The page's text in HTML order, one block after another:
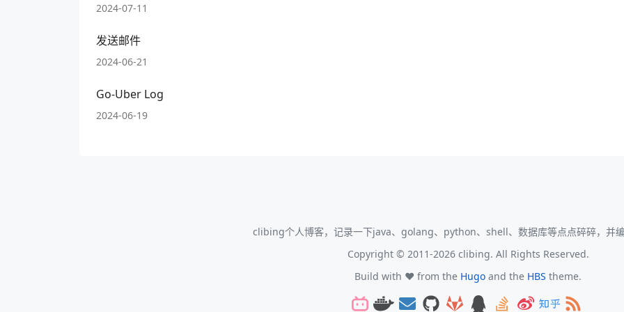
2024-07-11
发送邮件
2024-06-21
Go-Uber Log
2024-06-19
clibing个人博客，记录一下java、golang、python、shell、数据库等点点碎碎，并编
Copyright © 2011-2026 clibing. All Rights Reserved.
Build with ❤️ from the Hugo and the HBS theme.